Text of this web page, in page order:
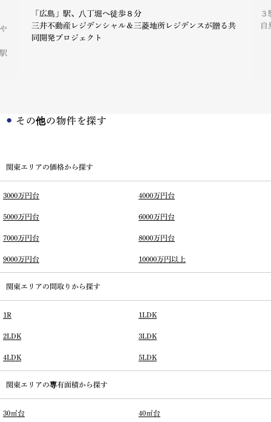
「広島」駅、八丁堀へ徒歩８分
三井不動産レジデンシャル＆三菱地所レジデンスが贈る共
同開発プロジェクト
３
自
その他の物件を探す
関東エリアの価格から探す
3000万円台 4000万円台
5000万円台 6000万円台
7000万円台 8000万円台
9000万円台 10000万円以上
関東エリアの間取りから探す
1R 1LDK
2LDK 3LDK
4LDK 5LDK
関東エリアの専有面積から探す
30㎡台 40㎡台